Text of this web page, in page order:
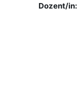
Dozent/in: